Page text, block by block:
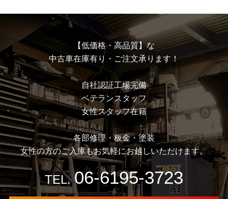
【低価格・高品質】な
中古車在庫有り・ご注文承ります！
⾃社認証⼯場完備
ベテランスタッフ
⼥性スタッフ在籍
各部修理・板⾦・塗装
⼥性の⽅のご⼊庫もお気軽にお越しいただけます。
TEL. 06-6195-3723